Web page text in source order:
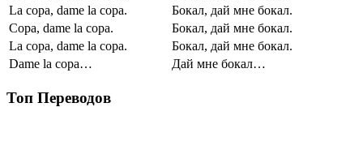
La copa, dame la copa.
Бокал, дай мне бокал.
Сopa, dame la copa.
Бокал, дай мне бокал.
La copa, dame la copa.
Бокал, дай мне бокал.
Dame la copa…
Дай мне бокал…
Топ Переводов